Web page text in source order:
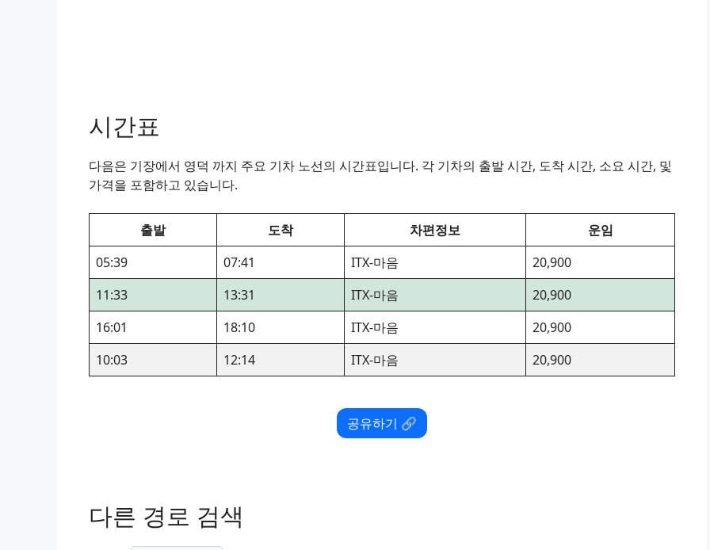
시간표
다음은 기장에서 영덕 까지 주요 기차 노선의 시간표입니다. 각 기차의 출발 시간, 도착 시간, 소요 시간, 및
가격을 포함하고 있습니다.
출발 도착 차편정보
운임
05:39
07:41 ITX-마음
20,900
11:33
13:31 ITX-마음
20,900
16:01
18:10 ITX-마음
20,900
10:03
12:14 ITX-마음 20,900
공유하기 🔗
다른 경로 검색